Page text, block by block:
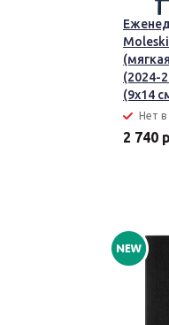
(2024-
(9x14
Нет в
2 740